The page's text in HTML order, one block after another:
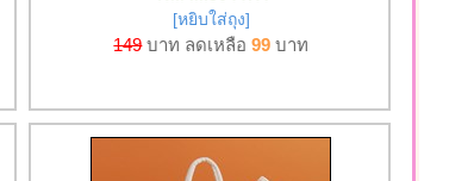
[หยิบใส่ถุง]
149บาท ลดเหลือ99 บาท